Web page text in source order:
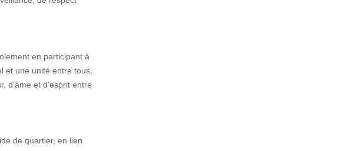
en participant à
et une unité entre tous,
d’âme et d’esprit entre
de quartier, en lien